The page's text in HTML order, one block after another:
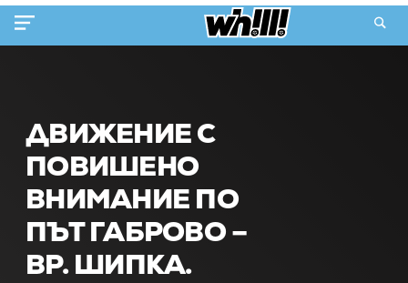
ДВИЖЕНИЕ С
ПОВИШЕНО
ВНИМАНИЕ ПО
ПЪТ ГАБРОВО –
ВР. ШИПКА.